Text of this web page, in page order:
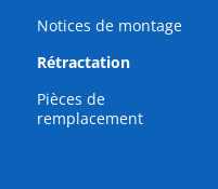
Notices de montage
Rétractation
Pièces de
remplacement